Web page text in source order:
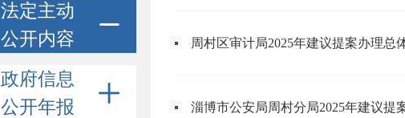
法定主动
公开内容
政府信息
公开年报
周村区审计局2025年建议提案办理总
淄博市公安局周村分局2025年建议提